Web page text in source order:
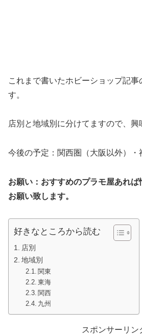
これまで書いたホビーショップ記事
す。
店別と地域別に分けてますので、興
今後の予定：関西圏（大阪以外）・
お願い：おすすめのプラモ屋あれば
お願い致します。
好きなところから読む
店別
地域別
関東
東海
関西
九州
スポンサーリン